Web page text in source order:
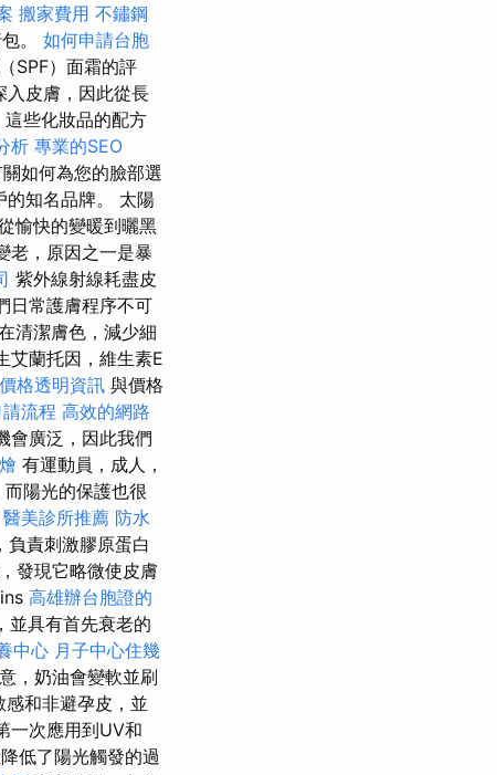
搬家費用 不鏽鋼
。 如何申請台胞
SPF）面霜的評
入皮膚，因此從長
些化妝品的配方
析 專業的SEO
如何為您的臉部選
的知名品牌。 太陽
愉快的變暖到曬黑
老，原因之一是暴
紫外線射線耗盡皮
日常護膚程序不可
清潔膚色，減少細
艾蘭托因，維生素E
格透明資訊 與價格
流程 高效的網路
會廣泛，因此我們
有運動員，成人，
陽光的保護也很
醫美診所推薦 防水
負責刺激膠原蛋白
發現它略微使皮膚
高雄辦台胞證的
並具有首先衰老的
中心 月子中心住幾
，奶油會變軟並刷
和非避孕皮，並
一次應用到UV和
低了陽光觸發的過